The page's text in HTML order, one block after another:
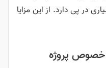
در پی دارد. از این مزایا
خصوص پروژه